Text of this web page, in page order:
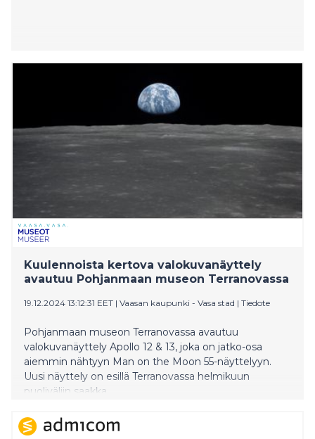
Kuulennoista kertova valokuvanäyttely
avautuu Pohjanmaan museon Terranovassa
19.12.2024 13:12:31 EET | Vaasan kaupunki - Vasa stad | Tiedote
Pohjanmaan museon Terranovassa avautuu
valokuvanäyttely Apollo 12 & 13, joka on jatko-osa
aiemmin nähtyyn Man on the Moon 55-näyttelyyn.
Uusi näyttely on esillä Terranovassa helmikuun
puoliväliin saakka.